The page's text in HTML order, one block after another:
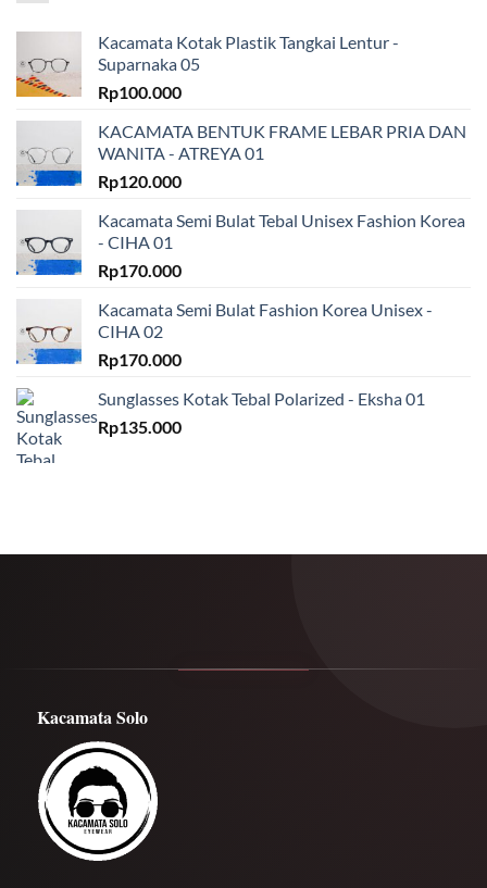
Kacamata Kotak Plastik Tangkai Lentur -
Suparnaka 05
Rp100.000
KACAMATA BENTUK FRAME LEBAR PRIA DAN
WANITA - ATREYA 01
Rp120.000
Kacamata Semi Bulat Tebal Unisex Fashion Korea
- CIHA 01
Rp170.000
Kacamata Semi Bulat Fashion Korea Unisex -
CIHA 02
Rp170.000
Sunglasses Kotak Tebal Polarized - Eksha 01
Rp135.000
Kacamata Solo